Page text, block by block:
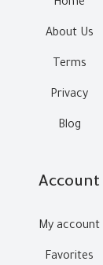
Home
About Us
Terms
Privacy
Blog
Account
My account
Favorites